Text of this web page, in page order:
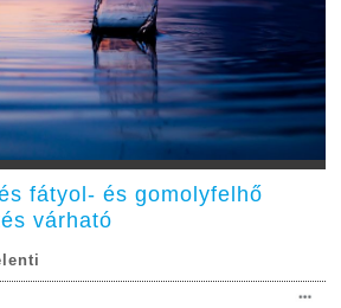
fátyol- és gomolyfelhő
várható